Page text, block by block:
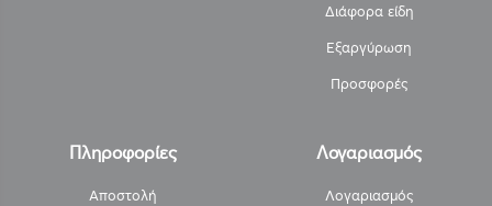
Διάφορα είδη
Εξαργύρωση
Προσφορές
Πληροφορίες
Αποστολή
Λογαριασμός
Λογαριασμός